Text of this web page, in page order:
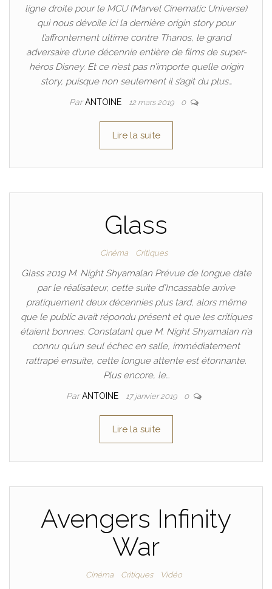
ligne droite pour le MCU (Marvel Cinematic Universe)
qui nous dévoile ici la dernière origin story pour
l’affrontement ultime contre Thanos, le grand
adversaire d’une décennie entière de films de super-
héros Disney. Et ce n’est pas n’importe quelle origin
story, puisque non seulement il s’agit du plus…
ParANTOINE 12 mars 2019 0
Lire la suite
Glass
Cinéma Critiques
Glass 2019 M. Night Shyamalan Prévue de longue date
par le réalisateur, cette suite d’Incassable arrive
pratiquement deux décennies plus tard, alors même
que le public avait répondu présent et que les critiques
étaient bonnes. Constatant que M. Night Shyamalan n’a
connu qu’un seul échec en salle, immédiatement
rattrapé ensuite, cette longue attente est étonnante.
Plus encore, le…
ParANTOINE 17 janvier 2019 0
Lire la suite
Avengers Infinity
War
Cinéma Critiques Vidéo